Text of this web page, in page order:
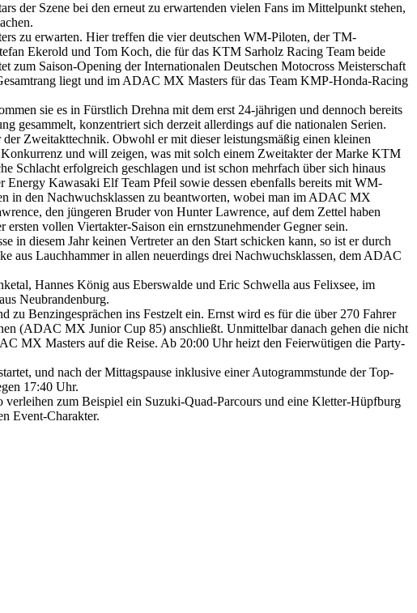
der Szene bei den erneut zu erwartenden vielen Fans im Mittelpunkt stehen,
zu erwarten. Hier treffen die vier deutschen WM-Piloten, der TM-
Ekerold und Tom Koch, die für das KTM Sarholz Racing Team beide
zum Saison-Opening der Internationalen Deutschen Motocross Meisterschaft
liegt und im ADAC MX Masters für das Team KMP-Honda-Racing
sie es in Fürstlich Drehna mit dem erst 24-jährigen und dennoch bereits
konzentriert sich derzeit allerdings auf die nationalen Serien.
Zweitakttechnik. Obwohl er mit dieser leistungsmäßig einen kleinen
und will zeigen, was mit solch einem Zweitakter der Marke KTM
Schlacht erfolgreich geschlagen und ist schon mehrfach über sich hinaus
Energy Kawasaki Elf Team Pfeil sowie dessen ebenfalls bereits mit WM-
in den Nachwuchsklassen zu beantworten, wobei man im ADAC MX
den jüngeren Bruder von Hunter Lawrence, auf dem Zettel haben
vollen Viertakter-Saison ein ernstzunehmender Gegner sein.
in diesem Jahr keinen Vertreter an den Start schicken kann, so ist er durch
aus Lauchhammer in allen neuerdings drei Nachwuchsklassen, dem ADAC
Hannes König aus Eberswalde und Eric Schwella aus Felixsee, im
Neubrandenburg.
Benzingesprächen ins Festzelt ein. Ernst wird es für die über 270 Fahrer
(ADAC MX Junior Cup 85) anschließt. Unmittelbar danach gehen die nicht
MX Masters auf die Reise. Ab 20:00 Uhr heizt den Feierwütigen die Party-
und nach der Mittagspause inklusive einer Autogrammstunde der Top-
17:40 Uhr.
zum Beispiel ein Suzuki-Quad-Parcours und eine Kletter-Hüpfburg
Event-Charakter.